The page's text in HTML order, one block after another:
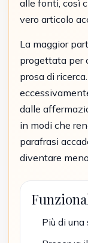
alle fonti, così
vero articolo
La maggior
progettata per
prosa di
dalle
in modi che
parafrasi
diventare
Più di